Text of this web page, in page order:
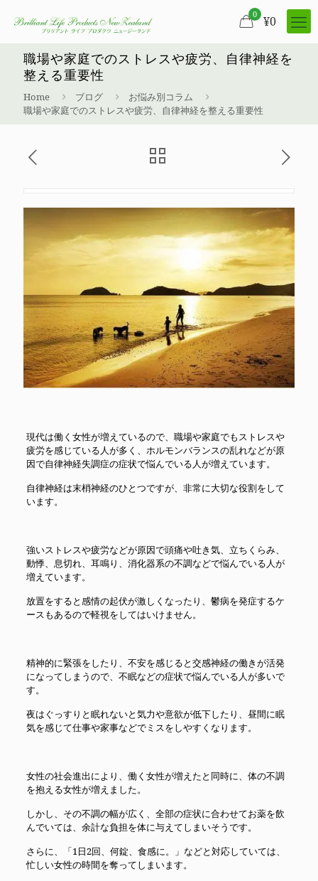
0 ¥0
職場や家庭でのストレスや疲労、自律神経を
整える重要性
Home ブログ
お悩み別コラム
職場や家庭でのストレスや疲労、自律神経を整える重要性
現代は働く女性が増えているので、職場や家庭でもストレスや
疲労を感じている人が多く、ホルモンバランスの乱れなどが原
因で自律神経失調症の症状で悩んでいる人が増えています。
自律神経は末梢神経のひとつですが、非常に大切な役割をして
います。
強いストレスや疲労などが原因で頭痛や吐き気、立ちくらみ、
動悸、息切れ、耳鳴り、消化器系の不調などで悩んでいる人が
増えています。
放置をすると感情の起伏が激しくなったり、鬱病を発症するケ
ースもあるので軽視をしてはいけません。
精神的に緊張をしたり、不安を感じると交感神経の働きが活発
になってしまうので、不眠などの症状で悩んでいる人が多いで
す。
夜はぐっすりと眠れないと気力や意欲が低下したり、昼間に眠
気を感じて仕事や家事などでミスをしやすくなります。
女性の社会進出により、働く女性が増えたと同時に、体の不調
を抱える女性が増えました。
しかし、その不調の幅が広く、全部の症状に合わせてお薬を飲
んでいては、余計な負担を体に与えてしまいそうです。
さらに、「1日2回、何錠、食感に。」などと対応していては、
忙しい女性の時間を奪ってしまいます。